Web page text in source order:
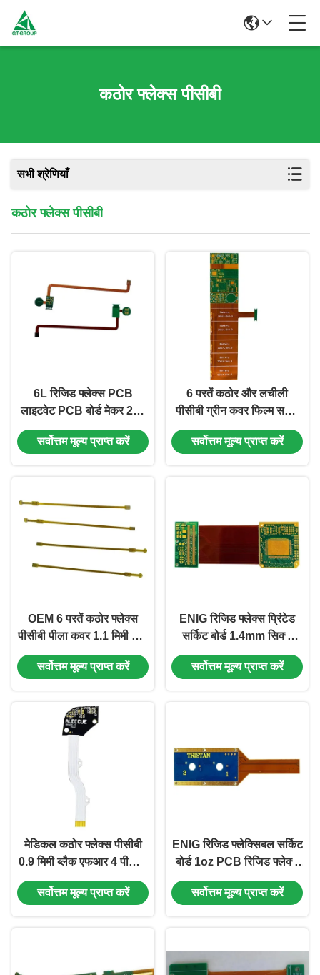
कठोर फ्लेक्स पीसीबी
सभी श्रेणियाँ
कठोर फ्लेक्स पीसीबी
6L रिजिड फ्लेक्स PCB
लाइटवेट PCB बोर्ड मेकर 2oz
ग्रीन कवर फिल्म
सर्वोत्तम मूल्य प्राप्त करें
6 परतें कठोर और लचीली
पीसीबी ग्रीन कवर फिल्म सफेद
1.0 मिमी
सर्वोत्तम मूल्य प्राप्त करें
OEM 6 परतें कठोर फ्लेक्स
पीसीबी पीला कवर 1.1 मिमी कोई
सिल्कस्क्रीन फिल्म नहीं
सर्वोत्तम मूल्य प्राप्त करें
ENIG रिजिड फ्लेक्स प्रिंटेड
सर्किट बोर्ड 1.4mm सिक्स
लेयर PCB ग्रीन कवर फिल्म
सर्वोत्तम मूल्य प्राप्त करें
मेडिकल कठोर फ्लेक्स पीसीबी
0.9 मिमी ब्लैक एफआर 4 पीसीबी
6 परतें 20.78 * 71.56 मिमी
सर्वोत्तम मूल्य प्राप्त करें
ENIG रिजिड फ्लेक्सिबल सर्किट
बोर्ड 1oz PCB रिजिड फ्लेक्स
6 लेयर
सर्वोत्तम मूल्य प्राप्त करें